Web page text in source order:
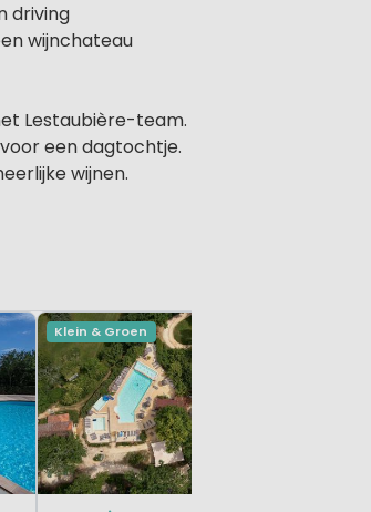
driving
wijnchateau
Lestaubière-team.
een dagtochtje.
wijnen.
Klein & Groen